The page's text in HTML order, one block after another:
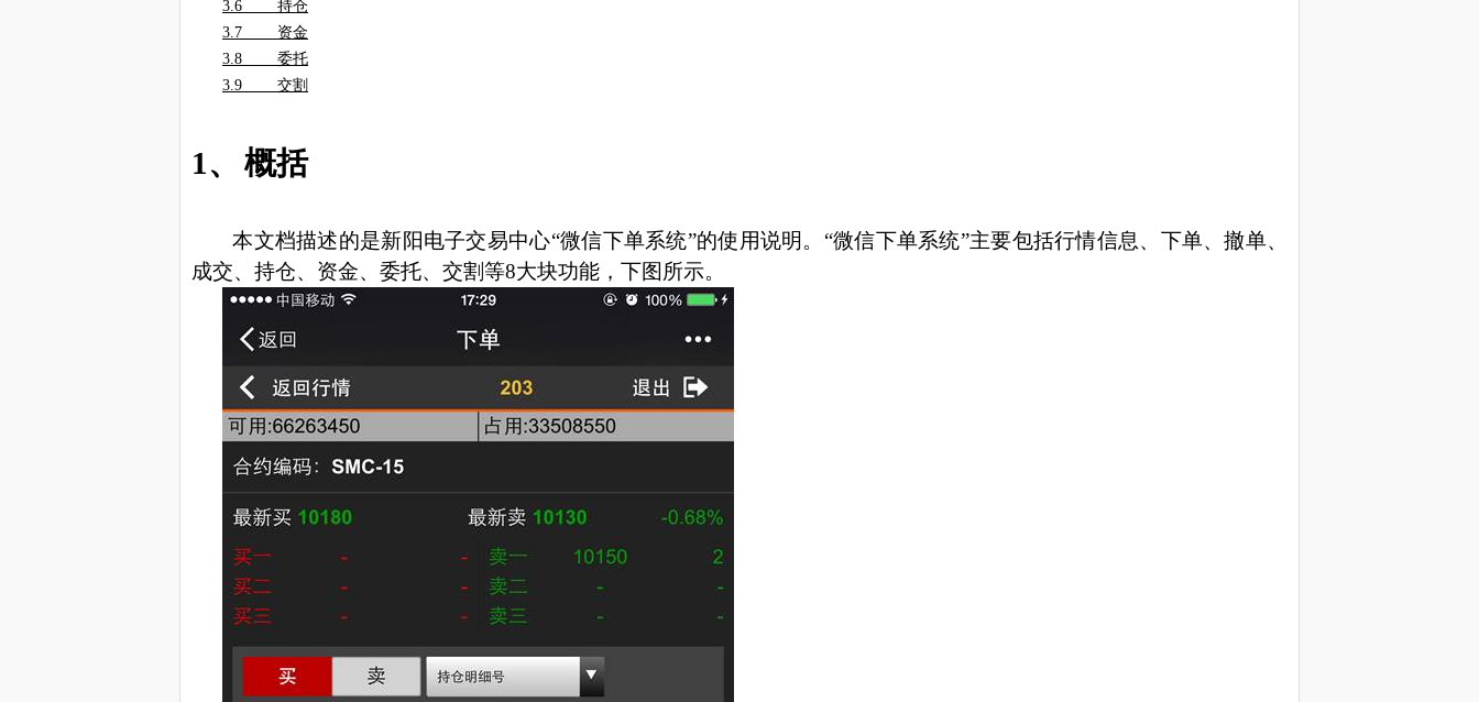
3.6
持仓
3.7
资金
3.8
委托
3.9
交割
1、 概括
本文档描述的是新阳电子交易中心“微信下单系统”的使用说明。“微信下单系统”主要包括行情信息、下单、撤单、
成交、持仓、资金、委托、交割等8大块功能，下图所示。